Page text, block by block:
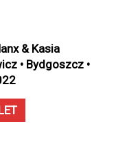
& Kasia
• Bydgoszcz •